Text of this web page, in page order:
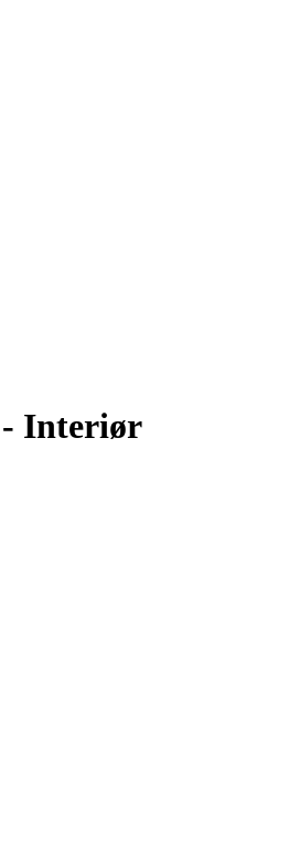
- Interiør